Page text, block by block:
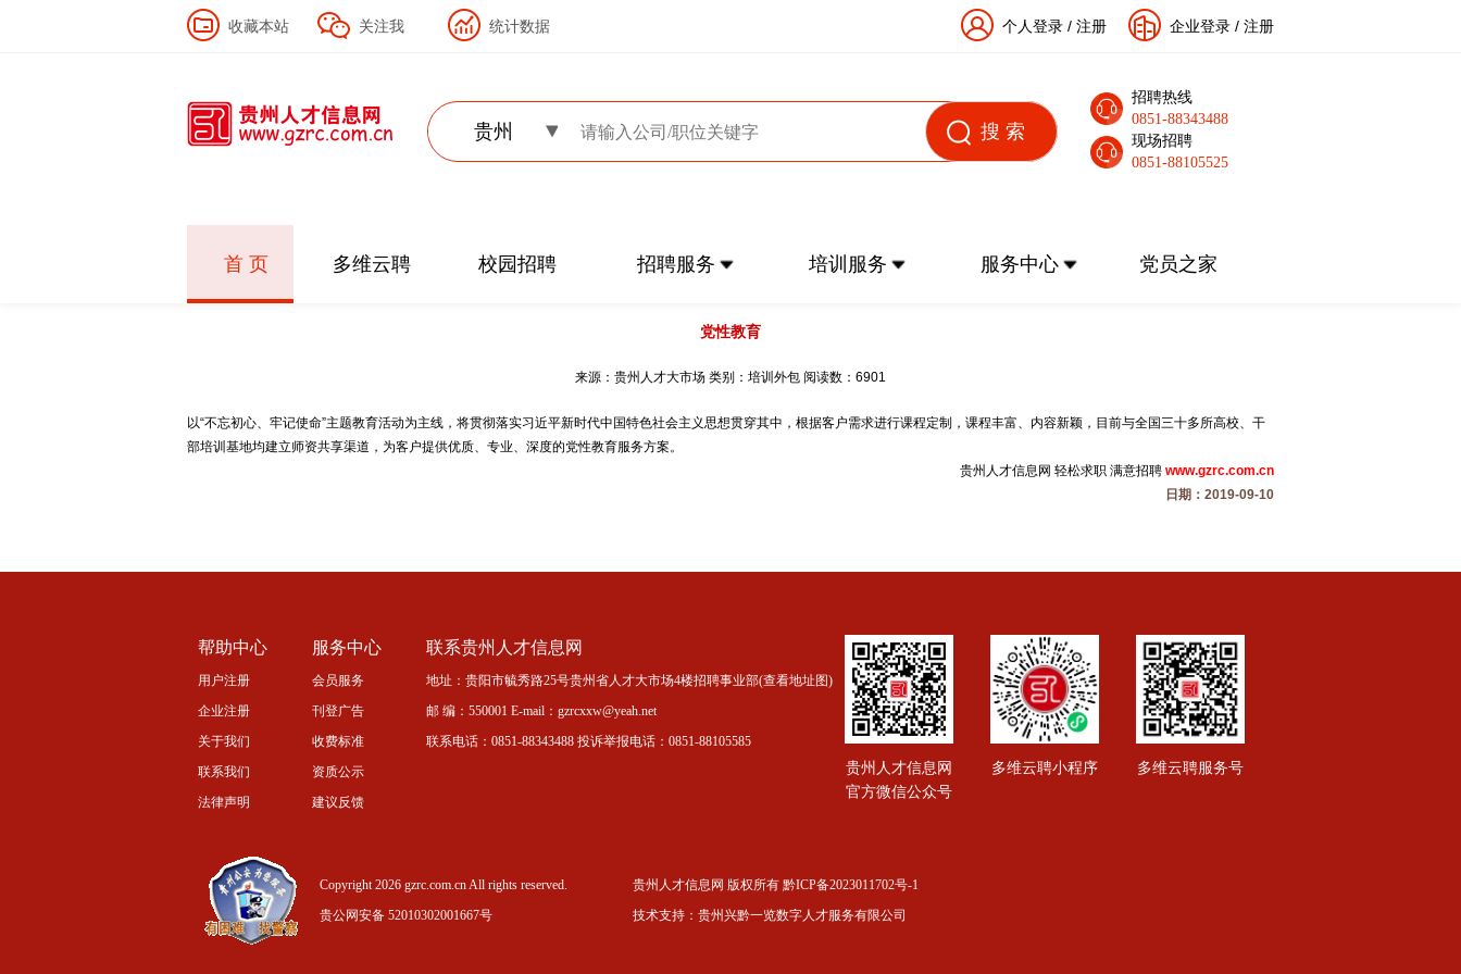
收藏本站 关注我 统计数据 企业登录 / 注册
个人登录 / 注册
贵州
招聘热线
0851-88343488
现场招聘
0851-88105525
首 页 多维云聘 校园招聘 招聘服务 培训服务 服务中心 党员之家
党性教育
来源：贵州人才大市场 类别：培训外包 阅读数：6901
以“不忘初心、牢记使命”主题教育活动为主线，将贯彻落实习近平新时代中国特色社会主义思想贯穿其中，根据客户需求进行课程定制，课程丰富、内容新颖，目前与全国三十多所高校、干
部培训基地均建立师资共享渠道，为客户提供优质、专业、深度的党性教育服务方案。
贵州人才信息网 轻松求职 满意招聘 www.gzrc.com.cn
日期：2019-09-10
帮助中心
用户注册
企业注册
关于我们
联系我们
法律声明
服务中心
会员服务
刊登广告
收费标准
资质公示
建议反馈
联系贵州人才信息网
地址：贵阳市毓秀路25号贵州省人才大市场4楼招聘事业部(查看地址图)
邮 编：550001 E-mail：gzrcxxw@yeah.net
联系电话：0851-88343488 投诉举报电话：0851-88105585
贵州人才信息网
官方微信公众号
多维云聘小程序 多维云聘服务号
Copyright 2026 gzrc.com.cn All rights reserved.
贵公网安备 52010302001667号
贵州人才信息网 版权所有 黔ICP备2023011702号-1
技术支持： 贵州兴黔一览数字人才服务有限公司